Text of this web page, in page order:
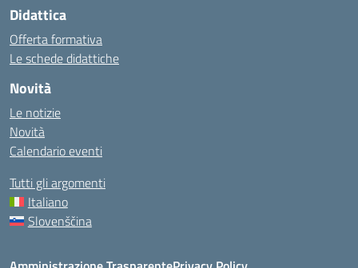
Didattica
Offerta formativa
Le schede didattiche
Novità
Le notizie
Novità
Calendario eventi
Tutti gli argomenti
Italiano
Slovenščina